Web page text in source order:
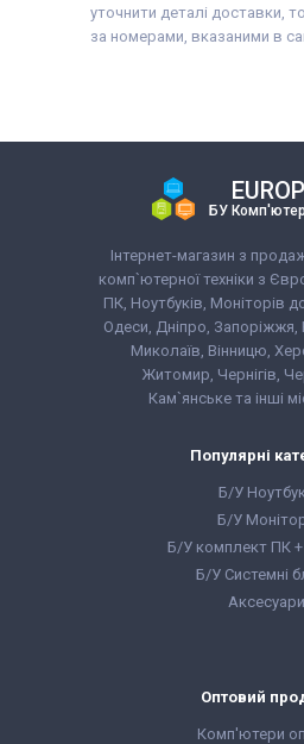
уточнити деталі доставки,
за номерами, вказаними в
БУ
Інтернет-магазин з
комп`ютерної техніки з
ПК, Ноутбуків, Моніторів
Одеси, Дніпро, Запоріжжя,
Миколаїв, Вінницю,
Житомир, Чернігів,
Кам`янське та інші
Популярні
Б/У
Б/У
Б/У комплект ПК +
Б/У Системні
Аксесуари
Оптовий
Комп'ютери